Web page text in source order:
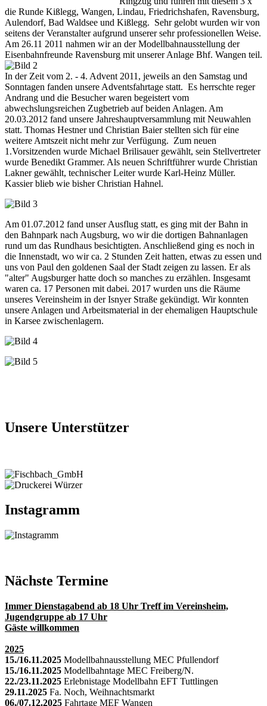
die Runde Kißlegg, Wangen, Lindau, Friedrichshafen, Ravensburg,
Aulendorf, Bad Waldsee und Kißlegg. Sehr gelobt wurden wir von
seitens der Veranstalter aufgrund unserer sehr professionellen Weise.
Am 26.11 2011 nahmen wir an der Modellbahnausstellung der
Eisenbahnfreunde Ravensburg mit unserer Anlage Bhf. Wangen teil.
In der Zeit vom 2. - 4. Advent 2011, jeweils an den Samstag und
Sonntagen fanden unsere Adventsfahrtage statt. Es herrschte reger
Andrang und die Besucher waren begeistert vom
abwechslungsreichen Zugbetrieb auf beiden Anlagen. Am
20.03.2012 fand unsere Jahreshauptversammlung mit Neuwahlen
statt. Thomas Hestner und Christian Baier stellten sich für eine
weitere Amtszeit nicht mehr zur Verfügung. Zum neuen
1.Vorsitzenden wurde Michael Brilisauer gewählt, sein Stellvertreter
wurde Benedikt Grammer. Als neuen Schriftführer wurde Christian
Lakner gewählt, technischer Leiter wurde Karl-Heinz Müller.
Kassier blieb wie bisher Christian Hahnel.
Am 01.07.2012 fand unser Ausflug statt, es ging mit der Bahn in
den Bahnpark nach Augsburg, wo wir die dortigen Bahnanlagen
rund um das Rundhaus besichtigten. Anschließend ging es noch in
die Innenstadt, wo wir ca. 2 Stunden Zeit hatten, etwas zu essen und
uns von Paul den goldenen Saal der Stadt zeigen zu lassen. Er als
"alter" Augsburger hatte doch so manches zu erzählen. Insgesamt
waren ca. 17 Personen mit dabei. 2017 wurden uns die Räume
unseres Vereinsheim in der Isnyer Straße gekündigt. Wir konnten
unsere Anlagen und Arbeitsmaterial in der ehemaligen Hauptschule
in Karsee zwischenlagern.
Unsere Unterstützer
Instagramm
Nächste Termine
Immer Dienstagabend ab 18 Uhr Treff im Vereinsheim,
Jugendgruppe ab 17 Uhr
Gäste willkommen
2025
15./16.11.2025 Modellbahnausstellung MEC Pfullendorf
15./16.11.2025 Modellbahntage MEC Freiberg/N.
22./23.11.2025 Erlebnistage Modellbahn EFT Tuttlingen
29.11.2025 Fa. Noch, Weihnachtsmarkt
06./07.12.2025 Fahrtage MEF Wangen